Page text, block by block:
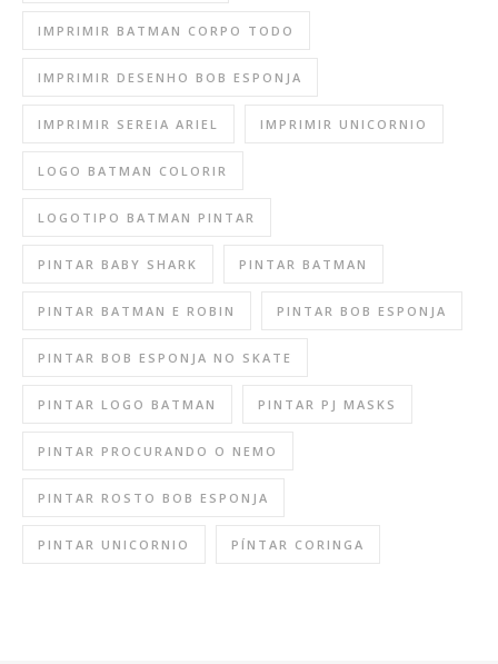
IMPRIMIR BATMAN CORPO TODO
IMPRIMIR DESENHO BOB ESPONJA
IMPRIMIR SEREIA ARIEL IMPRIMIR UNICORNIO
LOGO BATMAN COLORIR
LOGOTIPO BATMAN PINTAR
PINTAR BABY SHARK PINTAR BATMAN
PINTAR BATMAN E ROBIN PINTAR BOB ESPONJA
PINTAR BOB ESPONJA NO SKATE
PINTAR LOGO BATMAN PINTAR PJ MASKS
PINTAR PROCURANDO O NEMO
PINTAR ROSTO BOB ESPONJA
PINTAR UNICORNIO PÍNTAR CORINGA